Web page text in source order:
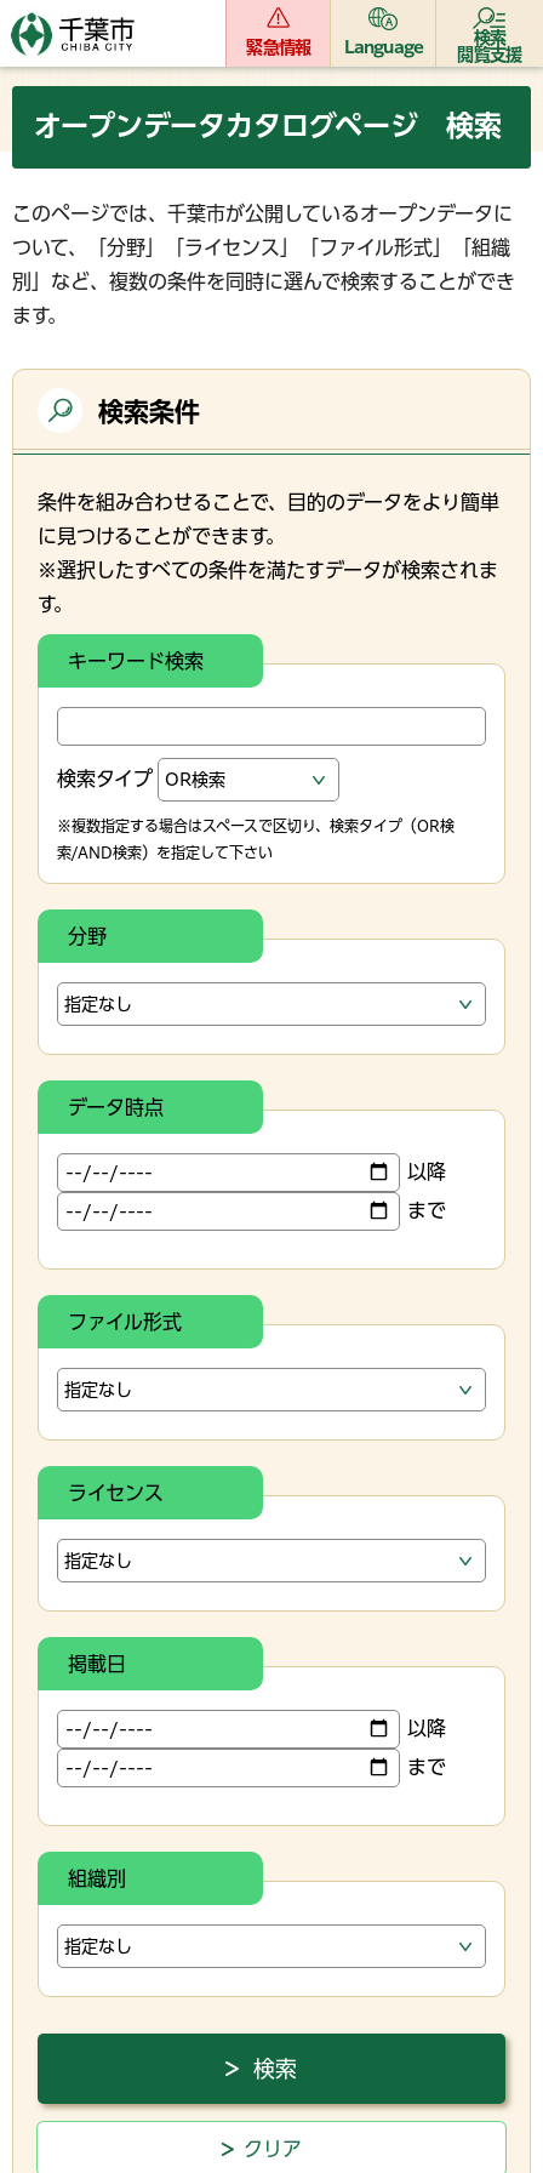
緊急情報 Language
検索
閲覧支援
オープンデータカタログページ 検索
このページでは、千葉市が公開しているオープンデータに
ついて、「分野」「ライセンス」「ファイル形式」「組織
別」など、複数の条件を同時に選んで検索することができ
ます。
検索条件
条件を組み合わせることで、目的のデータをより簡単
に見つけることができます。
※選択したすべての条件を満たすデータが検索されま
す。
キーワード検索
検索タイプ
※複数指定する場合はスペースで区切り、検索タイプ（OR検
索/AND検索）を指定して下さい
分野
データ時点
以降
まで
ファイル形式
ライセンス
掲載日
以降
まで
組織別